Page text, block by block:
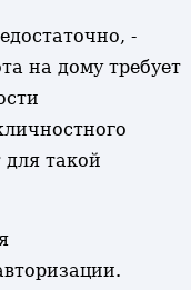
-
на дому требует
такой